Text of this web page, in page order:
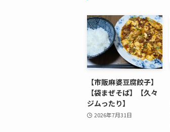
【市販麻婆豆腐餃子】
【袋まぜそば】【久々
ジムったり】
2026年7月31日